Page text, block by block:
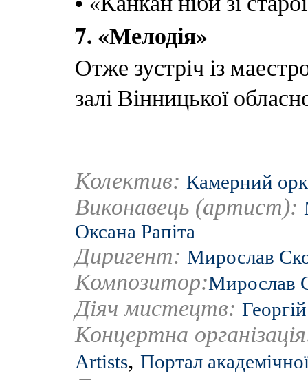
7. «Мелодія»
Отже зустріч із
залі Вінницької
Колектив: Камерний
Виконавець (артист):
Оксана Рапіта
Диригент: Мирослав
Композитор:Мирослав
Діяч мистецтв:
Концертна
Artists, Портал